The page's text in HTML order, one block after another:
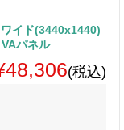
イド(3440x1440)
パネル
(税込)